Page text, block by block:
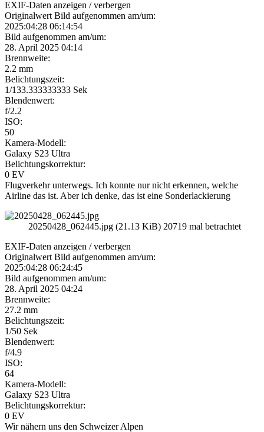
EXIF-Daten anzeigen / verbergen
Originalwert Bild aufgenommen am/um:
2025:04:28 06:14:54
Bild aufgenommen am/um:
28. April 2025 04:14
Brennweite:
2.2 mm
Belichtungszeit:
1/133.333333333 Sek
Blendenwert:
f/2.2
ISO:
50
Kamera-Modell:
Galaxy S23 Ultra
Belichtungskorrektur:
0 EV
Flugverkehr unterwegs. Ich konnte nur nicht erkennen, welche
Airline das ist. Aber ich denke, das ist eine Sonderlackierung
20250428_062445.jpg (21.13 KiB) 20719 mal betrachtet
EXIF-Daten anzeigen / verbergen
Originalwert Bild aufgenommen am/um:
2025:04:28 06:24:45
Bild aufgenommen am/um:
28. April 2025 04:24
Brennweite:
27.2 mm
Belichtungszeit:
1/50 Sek
Blendenwert:
f/4.9
ISO:
64
Kamera-Modell:
Galaxy S23 Ultra
Belichtungskorrektur:
0 EV
Wir nähern uns den Schweizer Alpen